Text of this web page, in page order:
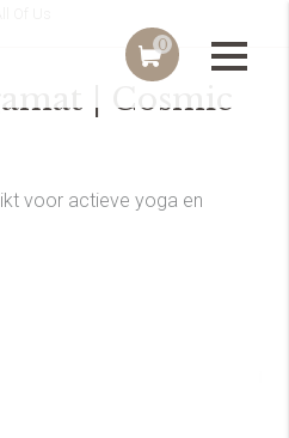
0
| Cosmic
voor actieve yoga en